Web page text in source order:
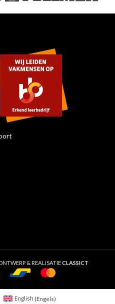
& REALISATIECLASSICT
English (Engels)